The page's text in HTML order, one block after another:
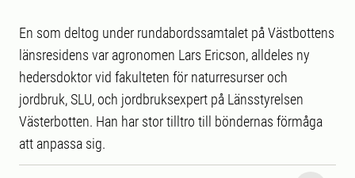
En som deltog under rundabordssamtalet på Västbottens
länsresidens var agronomen Lars Ericson, alldeles ny
hedersdoktor vid fakulteten för naturresurser och
jordbruk, SLU, och jordbruksexpert på Länsstyrelsen
Västerbotten. Han har stor tilltro till böndernas förmåga
att anpassa sig.